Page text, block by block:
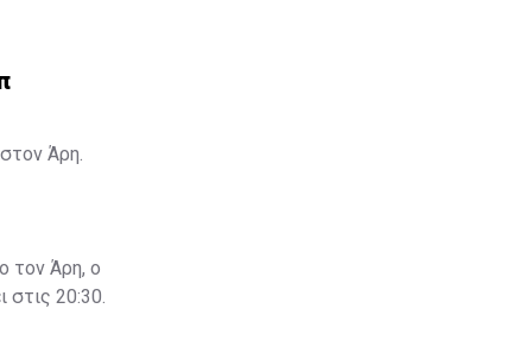
Άρη.
τον Άρη, ο
στις 20:30.